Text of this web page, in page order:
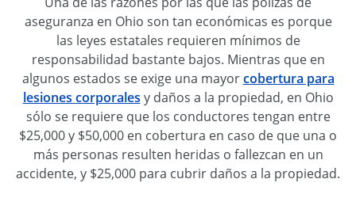
aseguranza en Ohio son tan económicas es porque
las leyes estatales requieren mínimos de
responsabilidad bastante bajos. Mientras que en
algunos estados se exige una mayorcobertura para
lesiones corporales y daños a la propiedad, en Ohio
sólo se requiere que los conductores tengan entre
$25,000 y $50,000 en cobertura en caso de que una o
más personas resulten heridas o fallezcan en un
accidente, y $25,000 para cubrir daños a la propiedad.